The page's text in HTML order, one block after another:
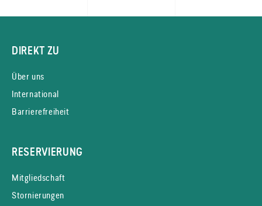
DIREKT ZU
Über uns
International
Barrierefreiheit
RESERVIERUNG
Mitgliedschaft
Stornierungen